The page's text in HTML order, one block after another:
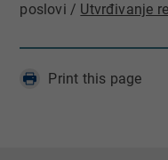
poslovi / Utvrđivanje
Print this page